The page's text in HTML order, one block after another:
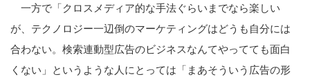
一方で「クロスメディア的な手法ぐらいまでなら楽しい
が、テクノロジー一辺倒のマーケティングはどうも自分には
合わない。検索連動型広告のビジネスなんてやってても面白
くない」というような人にとっては「まあそういう広告の形